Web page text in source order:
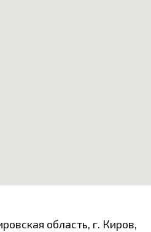
область, г. Киров,